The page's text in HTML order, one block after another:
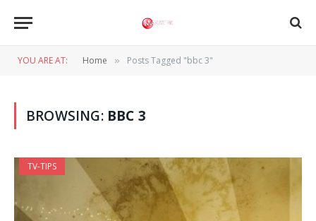
YOU ARE AT: Home » Posts Tagged "bbc 3"
BROWSING: BBC 3
TV-TIPS